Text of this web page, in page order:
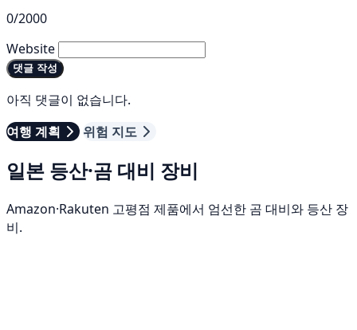
0/2000
Website
댓글 작성
아직 댓글이 없습니다.
여행 계획
위험 지도
일본 등산·곰 대비 장비
Amazon·Rakuten 고평점 제품에서 엄선한 곰 대비와 등산 장
비.